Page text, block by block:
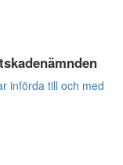
införda till och med